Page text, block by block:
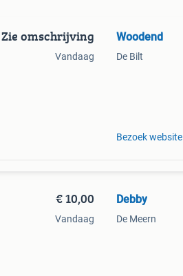
Zie omschrijving
Vandaag
Woodend
De Bilt
Bezoek website
€ 10,00
Vandaag
Debby
De Meern